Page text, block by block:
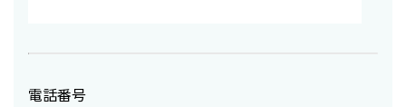
電話番号